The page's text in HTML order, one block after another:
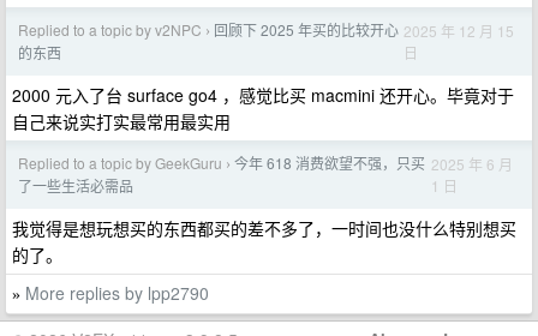
Replied to a topic by v2NPC › 回顾下 2025 年买的比较开心
的东西
2025 年 12 月 15
日
2000 元入了台 surface go4 ，感觉比买 macmini 还开心。毕竟对于
自己来说实打实最常用最实用
Replied to a topic by GeekGuru › 今年 618 消费欲望不强，只买
了一些生活必需品
2025 年 6 月
1 日
我觉得是想玩想买的东西都买的差不多了，一时间也没什么特别想买
的了。
» More replies by lpp2790